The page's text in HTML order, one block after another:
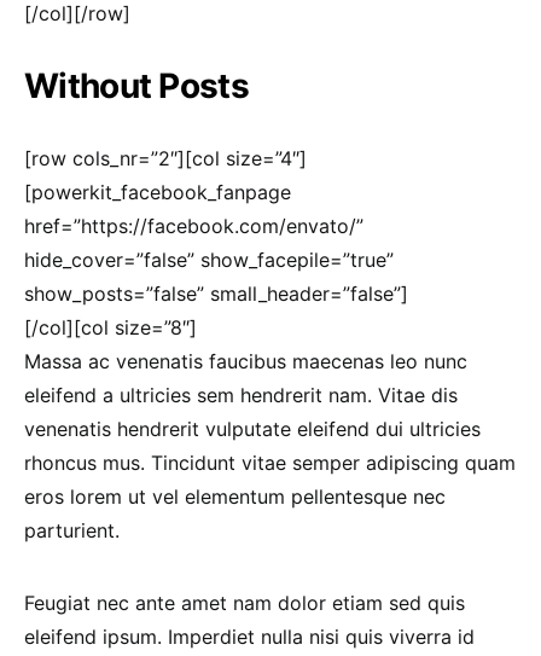
[/col][/row]
Without Posts
[row cols_nr=”2″][col size=”4″]
[powerkit_facebook_fanpage
href=”https://facebook.com/envato/”
hide_cover=”false” show_facepile=”true”
show_posts=”false” small_header=”false”]
[/col][col size=”8″]
Massa ac venenatis faucibus maecenas leo nunc
eleifend a ultricies sem hendrerit nam. Vitae dis
venenatis hendrerit vulputate eleifend dui ultricies
rhoncus mus. Tincidunt vitae semper adipiscing quam
eros lorem ut vel elementum pellentesque nec
parturient.
Feugiat nec ante amet nam dolor etiam sed quis
eleifend ipsum. Imperdiet nulla nisi quis viverra id